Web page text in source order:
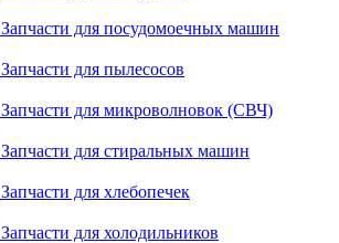
Запчасти для посудомоечных машин
Запчасти для пылесосов
Запчасти для микроволновок (СВЧ)
Запчасти для стиральных машин
Запчасти для хлебопечек
Запчасти для холодильников